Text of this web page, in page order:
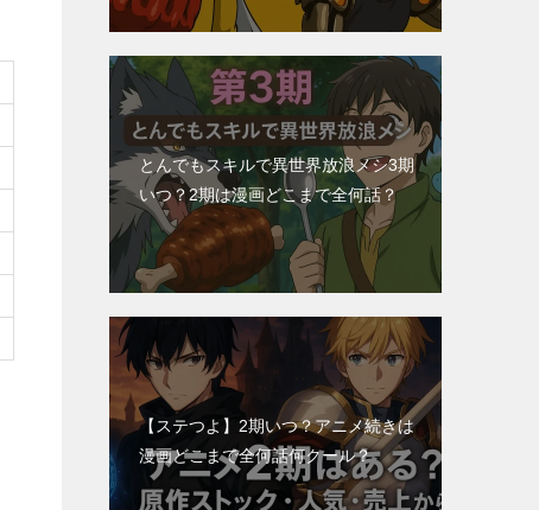
とんでもスキルで異世界放浪メシ3期
いつ？2期は漫画どこまで全何話？
【ステつよ】2期いつ？アニメ続きは
漫画どこまで全何話何クール？